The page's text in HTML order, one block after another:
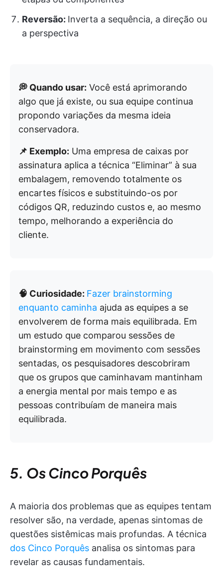
Reversão: Inverta a sequência, a direção ou
a perspectiva
💭 Quando usar: Você está aprimorando
algo que já existe, ou sua equipe continua
propondo variações da mesma ideia
conservadora.
📌 Exemplo: Uma empresa de caixas por
assinatura aplica a técnica “Eliminar” à sua
embalagem, removendo totalmente os
encartes físicos e substituindo-os por
códigos QR, reduzindo custos e, ao mesmo
tempo, melhorando a experiência do
cliente.
🧠 Curiosidade: Fazer brainstorming
enquanto caminha ajuda as equipes a se
envolverem de forma mais equilibrada. Em
um estudo que comparou sessões de
brainstorming em movimento com sessões
sentadas, os pesquisadores descobriram
que os grupos que caminhavam mantinham
a energia mental por mais tempo e as
pessoas contribuíam de maneira mais
equilibrada.
5. Os Cinco Porquês
A maioria dos problemas que as equipes tentam
resolver são, na verdade, apenas sintomas de
questões sistêmicas mais profundas. A técnica
dos Cinco Porquês analisa os sintomas para
revelar as causas fundamentais.